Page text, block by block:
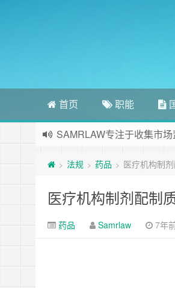
首页 职能
SAMRLAW专注于收集市
> 法规 > 药品 > 医疗机构制
医疗机构制剂配制
药品 Samrlaw 7年